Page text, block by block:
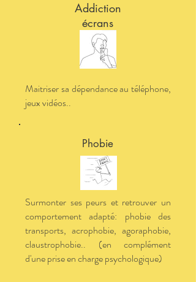
Addiction
écrans
Maitriser sa dépendance au téléphone,
jeux vidéos..
Phobie
Surmonter ses peurs et retrouver un
comportement adapté: phobie des
transports, acrophobie, agoraphobie,
claustrophobie.. (en complément
d'une prise en charge psychologique)